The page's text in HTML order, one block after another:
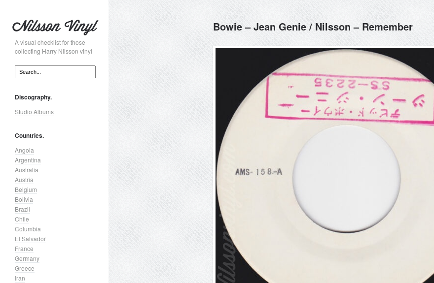
A visual checklist for those
collecting Harry Nilsson vinyl
Discography.
Studio Albums
Countries.
Angola
Argentina
Australia
Austria
Belgium
Bolivia
Brazil
Chile
Columbia
El Salvador
France
Germany
Greece
Iran
Bowie – Jean Genie / Nilsson – Remember